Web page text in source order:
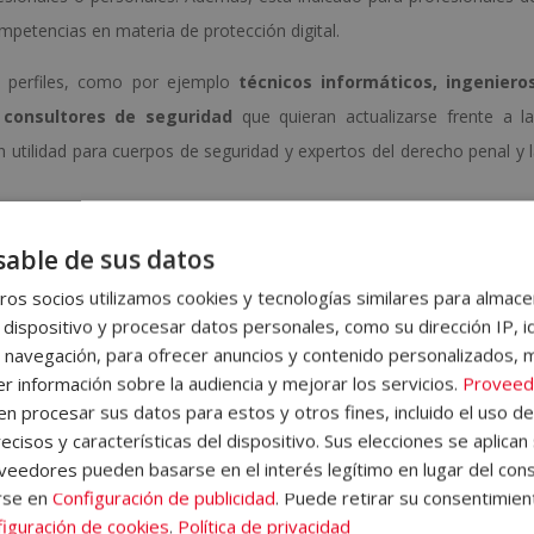
en materia de protección digital.
como por ejemplo técnicos informáticos,
de seguridad que quieran actualizarse frente a
utilidad para cuerpos de seguridad y expertos del derecho penal y
flexible, para que cualquiera que quiera aprender más sobre
apuntas?
dividido en dos grandes partes. La primera abarca
mientras que la segunda profundiza en los aspectos legales
de sus datos
socios utilizamos cookies y tecnologías similares para
dispositivo y procesar datos personales, como su dirección IP,
para ofrecer anuncios y contenido personalizados,
información sobre la audiencia y mejorar los servicios.
procesar sus datos para estos y otros fines, incluido el uso
y características del dispositivo. Sus elecciones se
pueden basarse en el interés legítimo en lugar del
en Configuración de publicidad. Puede retirar su
de cookies. Política de privacidad